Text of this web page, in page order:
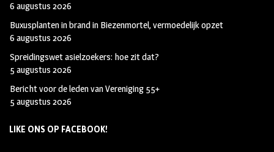
6 augustus 2026
Buxusplanten in brand in Biezenmortel, vermoedelijk opzet
6 augustus 2026
Spreidingswet asielzoekers: hoe zit dat?
5 augustus 2026
Bericht voor de leden van Vereniging 55+
5 augustus 2026
LIKE ONS OP FACEBOOK!